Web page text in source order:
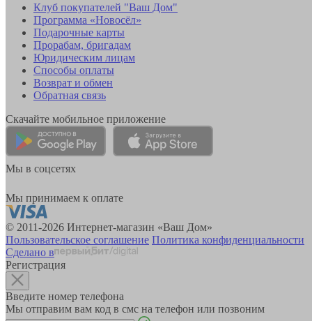
Клуб покупателей "Ваш Дом"
Программа «Новосёл»
Подарочные карты
Прорабам, бригадам
Юридическим лицам
Способы оплаты
Возврат и обмен
Обратная связь
Скачайте мобильное приложение
Мы в соцсетях
Мы принимаем к оплате
© 2011-2026 Интернет-магазин «Ваш Дом»
Пользовательское соглашение Политика конфиденциальности
Сделано в
Регистрация
Введите номер телефона
Мы отправим вам код в смс на телефон или позвоним